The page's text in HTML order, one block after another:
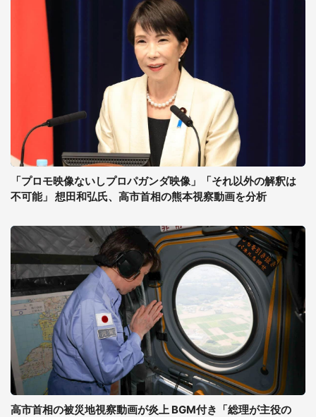
「プロモ映像ないしプロパガンダ映像」「それ以外の解釈は
不可能」 想田和弘氏、高市首相の熊本視察動画を分析
高市首相の被災地視察動画が炎上 BGM付き「総理が主役の